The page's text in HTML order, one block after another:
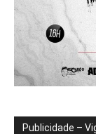
Publicidade –